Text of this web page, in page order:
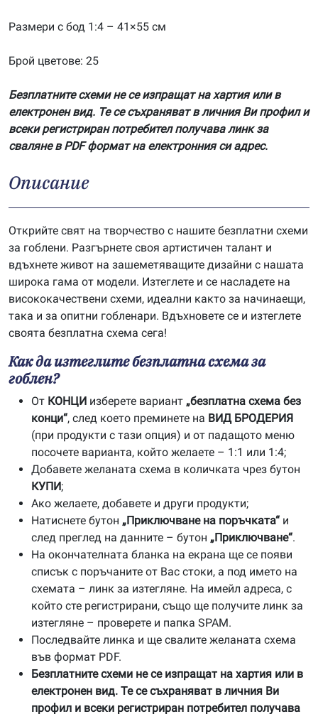
Размери с бод 1:4 – 41×55 см
Брой цветове: 25
Безплатните схеми не се изпращат на хартия или в
електронен вид. Те се съхраняват в личния Ви профил и
всеки регистриран потребител получава линк за
сваляне в PDF формат на електронния си адрес.
Описание
Открийте свят на творчество с нашите безплатни схеми
за гоблени. Разгърнете своя артистичен талант и
вдъхнете живот на зашеметяващите дизайни с нашата
широка гама от модели. Изтеглете и се насладете на
висококачествени схеми, идеални както за начинаещи,
така и за опитни гобленари. Вдъхновете се и изтеглете
своята безплатна схема сега!
Как да изтеглите безплатна схема за
гоблен?
От КОНЦИ изберете вариант „безплатна схема без
конци“, след което преминете на ВИД БРОДЕРИЯ
(при продукти с тази опция) и от падащото меню
посочете варианта, който желаете – 1:1 или 1:4;
Добавете желаната схема в количката чрез бутон
КУПИ;
Ако желаете, добавете и други продукти;
Натиснете бутон „Приключване на поръчката“ и
след преглед на данните – бутон „Приключване“.
На окончателната бланка на екрана ще се появи
списък с поръчаните от Вас стоки, а под името на
схемата – линк за изтегляне. На имейл адреса, с
който сте регистрирани, също ще получите линк за
изтегляне – проверете и папка SPAM.
Последвайте линка и ще свалите желаната схема
във формат PDF.
Безплатните схеми не се изпращат на хартия или в
електронен вид. Те се съхраняват в личния Ви
профил и всеки регистриран потребител получава